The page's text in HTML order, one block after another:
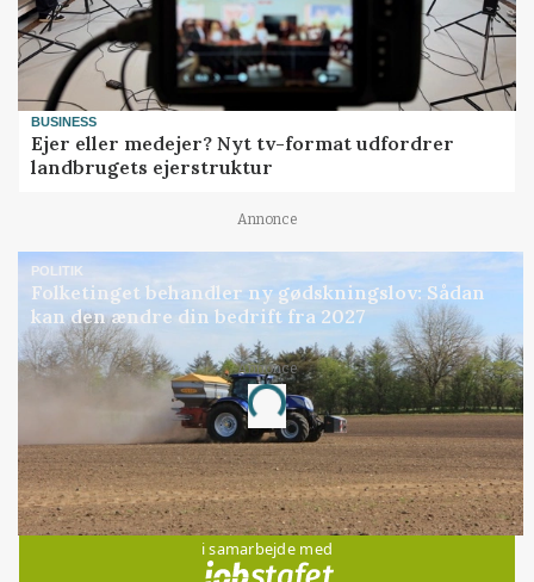
BUSINESS
Ejer eller medejer? Nyt tv-format udfordrer
landbrugets ejerstruktur
Annonce
POLITIK
Folketinget behandler ny gødskningslov: Sådan
kan den ændre din bedrift fra 2027
Annonce
Loading...
Jobs
i samarbejde med